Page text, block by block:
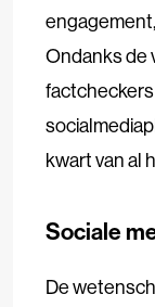
Ondanks de
kwart van al
Sociale
De